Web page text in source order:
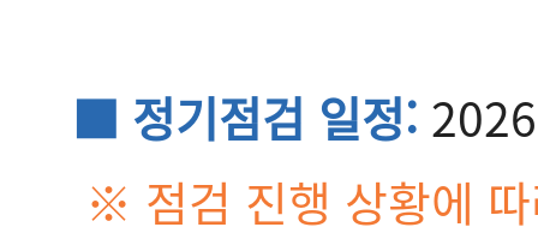
■ 정기점검 일정:
※ 점검 진행 상황에